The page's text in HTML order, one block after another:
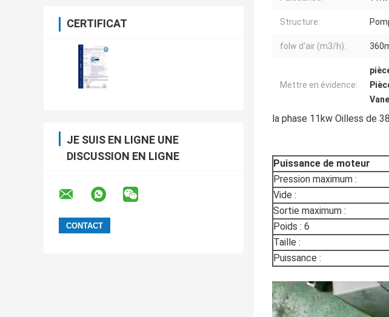
CERTIFICAT
JE SUIS EN LIGNE UNE
DISCUSSION EN LIGNE
Structure:
folw d'air (m3/h):
Mettre en évidence:
la phase 11kw Oilless de
Puissance de moteur
Pression maximum :
Vide :
Sortie maximum :
Poids : 6
Taille :
Puissance :